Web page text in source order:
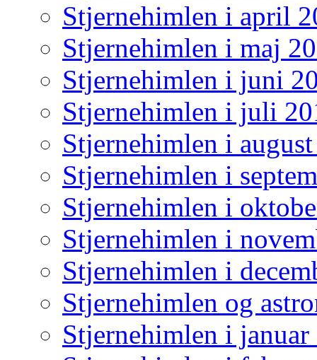
Stjernehimlen i april
Stjernehimlen i maj
Stjernehimlen i juni
Stjernehimlen i juli
Stjernehimlen i
Stjernehimlen i
Stjernehimlen i
Stjernehimlen i
Stjernehimlen i
Stjernehimlen og
Stjernehimlen i januar